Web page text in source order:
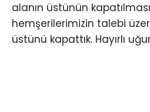
alanın üstünün
hemşerilerimizin talebi
üstünü kapattık. Hayırlı